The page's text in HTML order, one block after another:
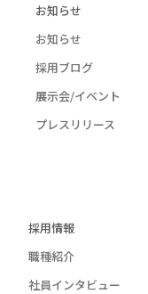
お知らせ
お知らせ
採用ブログ
展示会/イベント
プレスリリース
採用情報
職種紹介
社員インタビュー